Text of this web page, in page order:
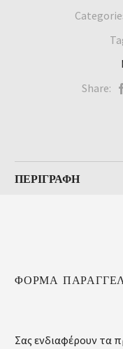
Share:
ΠΕΡΙΓΡΑΦΉ
ΦΟΡΜΑ
Σας ενδιαφέρουν τα